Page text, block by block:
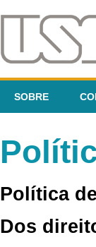
SOBRE
Política
Dos